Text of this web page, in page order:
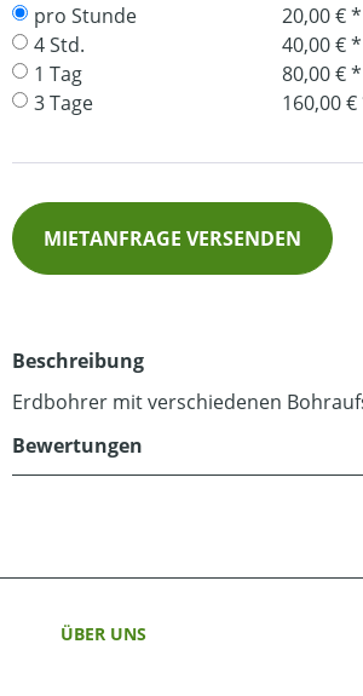
pro Stunde
20,00 € *
4 Std.
40,00 € *
1 Tag
80,00 € *
3 Tage
160,00 €
MIETANFRAGE VERSENDEN
Beschreibung
Erdbohrer mit verschiedenen
Bewertungen
ÜBER UNS